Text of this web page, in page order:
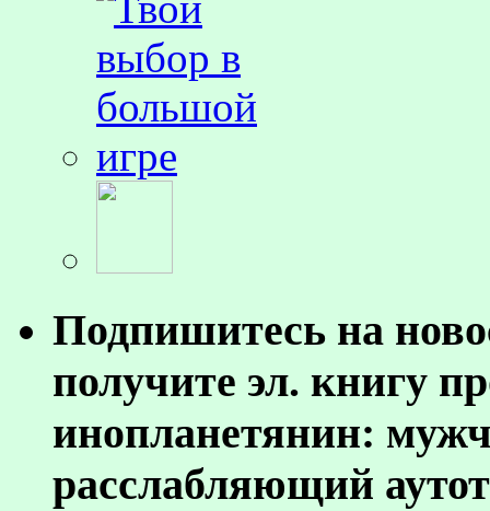
Подпишитесь на
получите эл. книгу
инопланетянин:
расслабляющий